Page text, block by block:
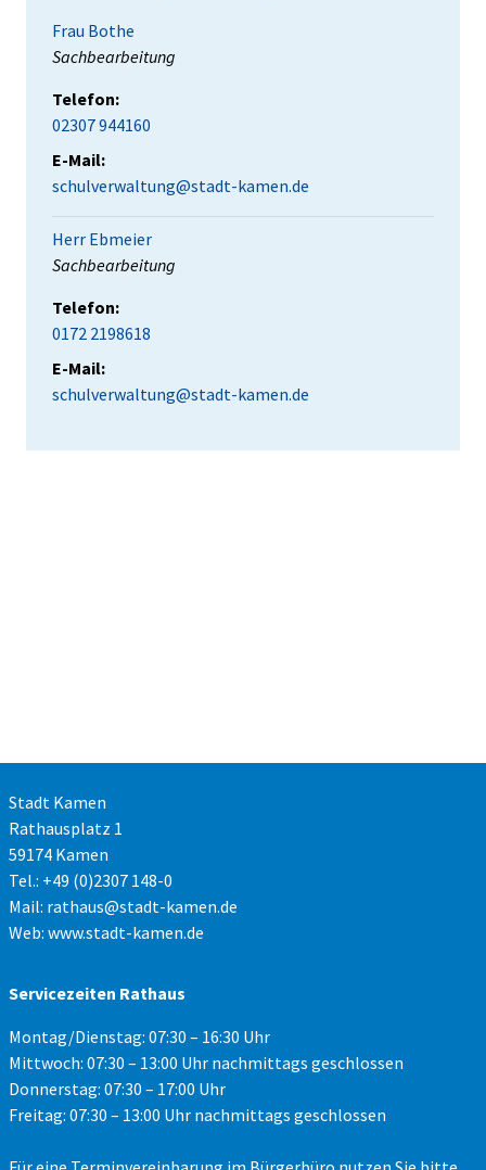
Frau Bothe
Position:
Sachbearbeitung
Telefon:
02307 944160
E-Mail:
schulverwaltung@stadt-kamen.de
Herr Ebmeier
Position:
Sachbearbeitung
Telefon:
0172 2198618
E-Mail:
schulverwaltung@stadt-kamen.de
Stadt Kamen
Rathausplatz 1
59174 Kamen
Tel.: +49 (0)2307 148-0
Mail: rathaus@stadt-kamen.de
Web: www.stadt-kamen.de
Servicezeiten Rathaus
Montag/Dienstag: 07:30 – 16:30 Uhr
Mittwoch: 07:30 – 13:00 Uhr nachmittags geschlossen
Donnerstag: 07:30 – 17:00 Uhr
Freitag: 07:30 – 13:00 Uhr nachmittags geschlossen